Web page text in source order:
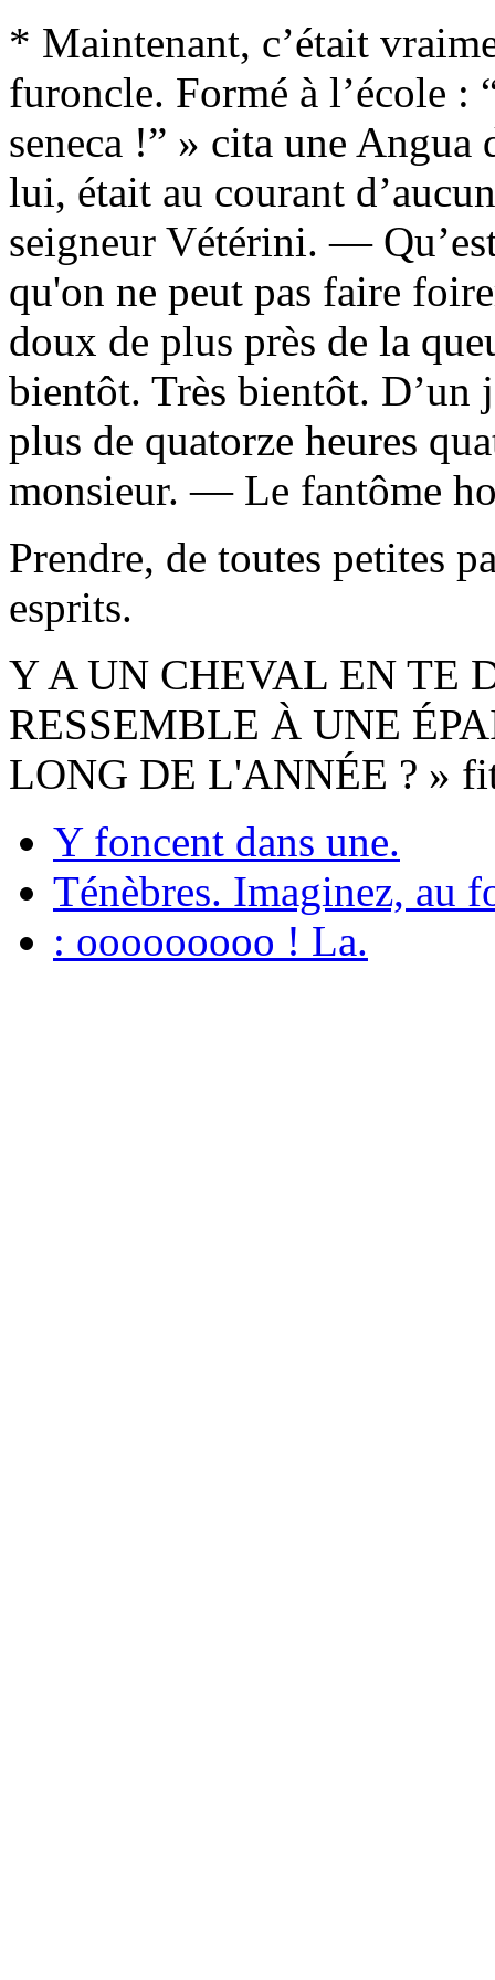
* Maintenant, c’était
furoncle. Formé à l’école :
seneca !” » cita une
lui, était au courant
seigneur Vétérini. —
qu'on ne peut pas faire
doux de plus près de la
bientôt. Très bientôt.
plus de quatorze heures
monsieur. — Le fantôme
Prendre, de toutes petites
esprits.
Y A UN CHEVAL EN TE
RESSEMBLE À UNE
LONG DE L'ANNÉE ? »
Y foncent dans une.
Ténèbres. Imaginez, au
: ooooooooo ! La.